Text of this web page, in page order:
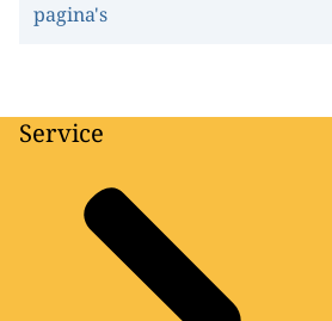
pagina's
Service